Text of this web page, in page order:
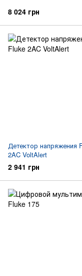
8 024 грн
Детектор напряжения
2AC VoltAlert
2 941 грн